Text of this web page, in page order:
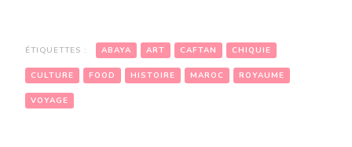
ÉTIQUETTES : ABAYA ART CAFTAN CHIQUIE
CULTURE FOOD HISTOIRE MAROC ROYAUME
VOYAGE